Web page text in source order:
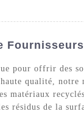
Fournisseurs
pour offrir des
qualité, notre
matériaux
résidus de la